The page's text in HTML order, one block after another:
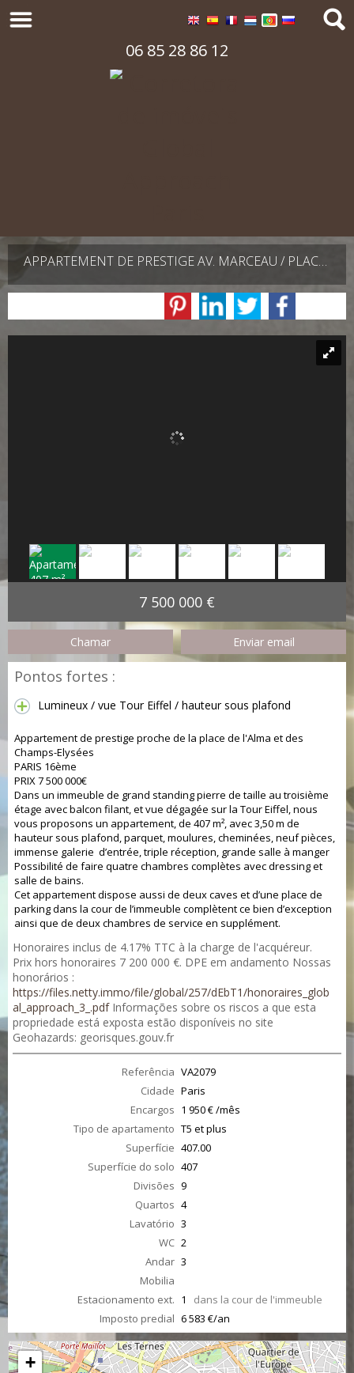
06 85 28 86 12
APPARTEMENT DE PRESTIGE AV. MARCEAU / PLACE DE L'ALMA
7 500 000 €
Chamar Enviar email
Pontos fortes :
Lumineux / vue Tour Eiffel / hauteur sous plafond
​​​​Appartement de prestige proche de la place de l'Alma et des
Champs-Elysées
PARIS 16ème
PRIX 7 500 000€
Dans un immeuble de grand standing pierre de taille au troisième
étage avec balcon filant, et vue dégagée sur la Tour Eiffel, nous
vous proposons un appartement, de 407 m², avec 3,50 m de
hauteur sous plafond, parquet, moulures, cheminées, neuf pièces,
immense galerie d’entrée, triple réception, grande salle à manger
Possibilité de faire quatre chambres complètes avec dressing et
salle de bains.
Cet appartement dispose aussi de deux caves et d’une place de
parking dans la cour de l’immeuble complètent ce bien d’exception
ainsi que de deux chambres de service en supplément.
Honoraires inclus de 4.17% TTC à la charge de l'acquéreur.
Prix hors honoraires 7 200 000 €. DPE em andamento Nossas
honorários :
https://files.netty.immo/file/global/257/dEbT1/honoraires_glob
al_approach_3_.pdfInformações sobre os riscos a que esta
propriedade está exposta estão disponíveis no site
Geohazards: georisques.gouv.fr
Referência VA2079
Cidade Paris
Encargos 1 950 € /mês
Tipo de apartamento T5 et plus
Superfície 407.00
Superfície do solo 407
Divisões 9
Quartos 4
Lavatório 3
WC 2
Andar 3
Mobilia
Estacionamento ext. 1 dans la cour de l'immeuble
Imposto predial 6 583 €/an
+